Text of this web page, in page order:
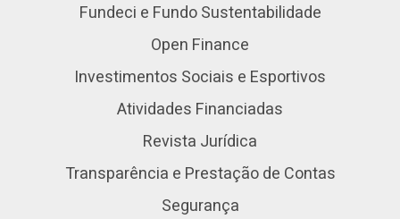
Fundeci e Fundo Sustentabilidade
Open Finance
Investimentos Sociais e Esportivos
Atividades Financiadas
Revista Jurídica
Transparência e Prestação de Contas
Segurança